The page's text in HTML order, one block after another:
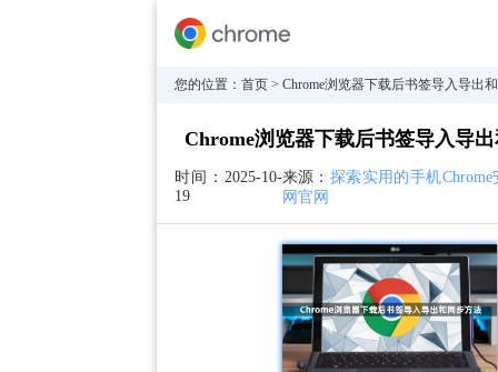
您的位置： 首页 > Chrome浏览器下载后书签导入导出
Chrome浏览器下载后书签导入导
时间： 2025-10-
19
来源： 探索实用的手机
网官网